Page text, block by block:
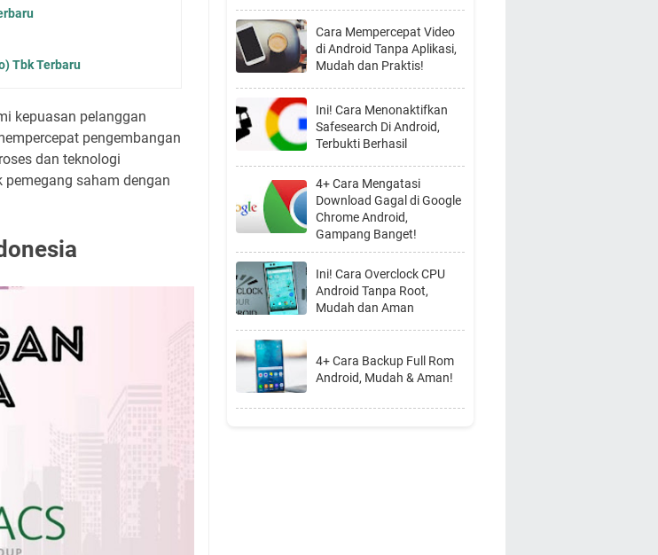
Tbk Terbaru
kepuasan pelanggan
pengembangan
dan teknologi
saham dengan
Cara Mempercepat Video
di Android Tanpa Aplikasi,
Mudah dan Praktis!
Ini! Cara Menonaktifkan
Safesearch Di Android,
Terbukti Berhasil
4+ Cara Mengatasi
Download Gagal di Google
Chrome Android,
Gampang Banget!
Ini! Cara Overclock CPU
Android Tanpa Root,
Mudah dan Aman
4+ Cara Backup Full Rom
Android, Mudah & Aman!